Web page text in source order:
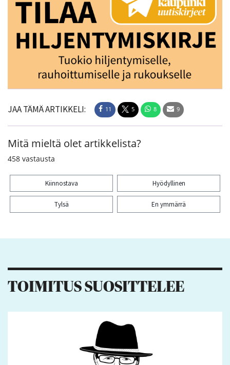
JAA TÄMÄ ARTIKKELI: 11 5 8 9
Mitä mieltä olet artikkelista?
458 vastausta
Kiinnostava Hyödyllinen
Tylsä En ymmärrä
TOIMITUS SUOSITTELEE